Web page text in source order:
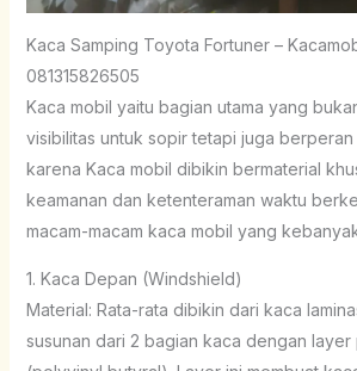
Kaca Samping Toyota Fortuner –
081315826505
Kaca mobil yaitu bagian utama yang
visibilitas untuk sopir tetapi juga
karena Kaca mobil dibikin bermaterial
keamanan dan ketenteraman waktu
macam-macam kaca mobil yang
1. Kaca Depan (Windshield)
Material: Rata-rata dibikin dari kaca
susunan dari 2 bagian kaca dengan layer